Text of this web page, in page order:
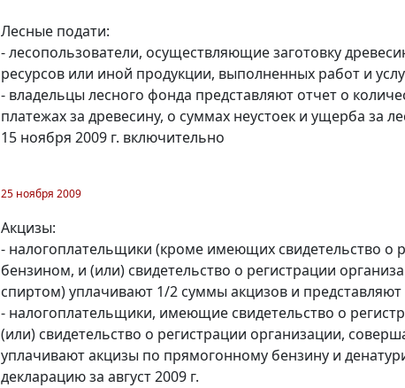
Лесные подати:
- лесопользователи, осуществляющие заготовку
ресурсов или иной продукции, выполненных работ и
- владельцы лесного фонда представляют отчет о
платежах за древесину, о суммах неустоек и ущерба за
15 ноября 2009 г. включительно
25 ноября 2009
Акцизы:
- налогоплательщики (кроме имеющих свидетельство
бензином, и (или) свидетельство о регистрации
спиртом) уплачивают 1/2 суммы акцизов и
- налогоплательщики, имеющие свидетельство о
(или) свидетельство о регистрации организации,
уплачивают акцизы по прямогонному бензину и
декларацию за август 2009 г.